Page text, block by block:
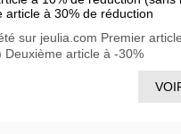
article à 30% de réduction
sur jeulia.com Premier
Deuxième article à -30%